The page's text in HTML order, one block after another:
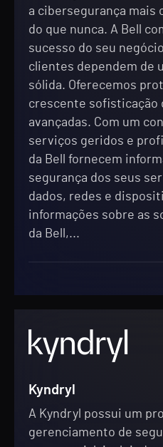
a cibersegurança mais
do que nunca. A Bell
sucesso do seu
clientes dependem de
sólida. Oferecemos
crescente sofisticação
avançadas. Com um
serviços geridos e
da Bell fornecem
segurança dos seus
dados, redes e
informações sobre as
da Bell,...
Kyndryl
A Kyndryl possui um
gerenciamento de